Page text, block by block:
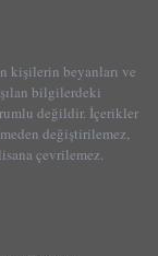
kişilerin beyanları ve
bilgilerdeki
değildir. İçerikler
değiştirilemez,
çevrilemez.